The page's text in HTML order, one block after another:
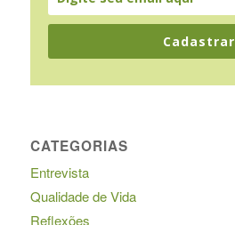
Cadastrar
CATEGORIAS
Entrevista
Qualidade de Vida
Reflexões